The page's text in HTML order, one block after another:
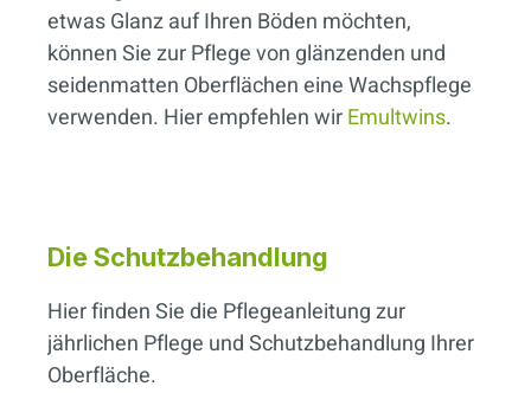
etwas Glanz auf Ihren Böden möchten,
können Sie zur Pflege von glänzenden und
seidenmatten Oberflächen eine Wachspflege
verwenden. Hier empfehlen wirEmultwins.
Die Schutzbehandlung
Hier finden Sie die Pflegeanleitung zur
jährlichen Pflege und Schutzbehandlung Ihrer
Oberfläche.